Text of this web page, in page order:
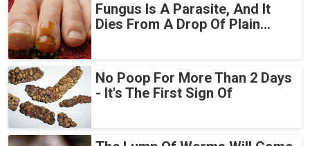
Fungus Is A Parasite, And It
Dies From A Drop Of Plain...
No Poop For More Than 2 Days
- It's The First Sign Of